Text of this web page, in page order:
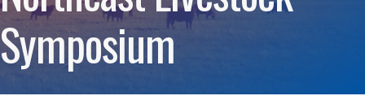
Symposium